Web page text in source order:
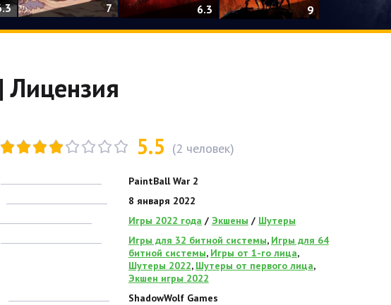
7 6.3 9
Лицензия
5.5 (2 человек)
PaintBall War 2
8 января 2022
Игры 2022 года / Экшены / Шутеры
Игры для 32 битной системы, Игры для 64
битной системы, Игры от 1-го лица,
Шутеры 2022, Шутеры от первого лица,
Экшен игры 2022
ShadowWolf Games